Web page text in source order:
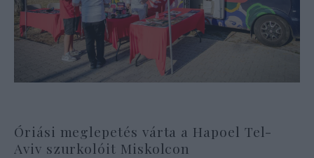
Óriási meglepetés várta a Hapoel Tel-
Aviv szurkolóit Miskolcon